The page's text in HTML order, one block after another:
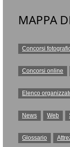
MAPPA
Concorsi
Concorsi online
Elenco
News Web
Glossario